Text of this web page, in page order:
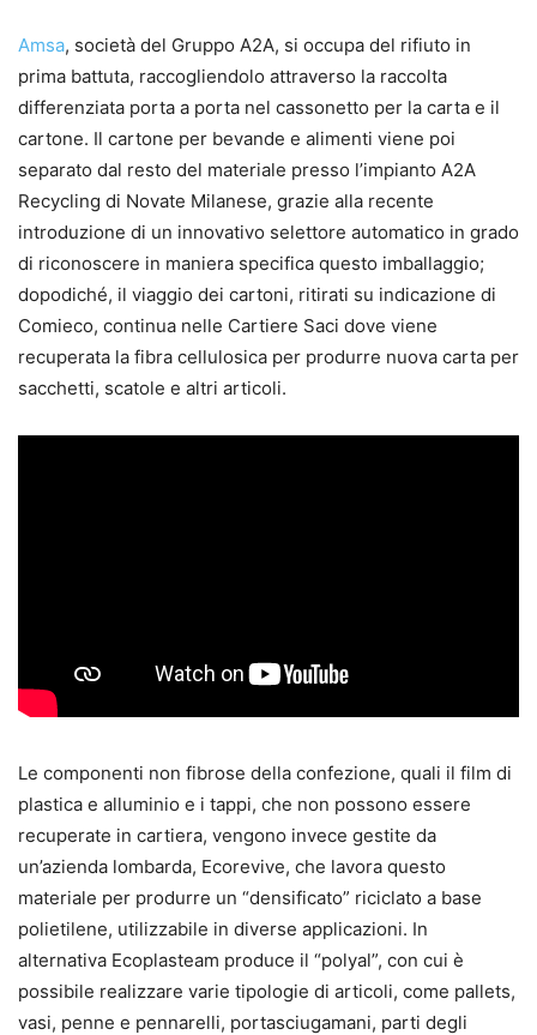
Amsa, società del Gruppo A2A, si occupa del rifiuto in
prima battuta, raccogliendolo attraverso la raccolta
differenziata porta a porta nel cassonetto per la carta e il
cartone. Il cartone per bevande e alimenti viene poi
separato dal resto del materiale presso l’impianto A2A
Recycling di Novate Milanese, grazie alla recente
introduzione di un innovativo selettore automatico in grado
di riconoscere in maniera specifica questo imballaggio;
dopodiché, il viaggio dei cartoni, ritirati su indicazione di
Comieco, continua nelle Cartiere Saci dove viene
recuperata la fibra cellulosica per produrre nuova carta per
sacchetti, scatole e altri articoli.
Le componenti non fibrose della confezione, quali il film di
plastica e alluminio e i tappi, che non possono essere
recuperate in cartiera, vengono invece gestite da
un’azienda lombarda, Ecorevive, che lavora questo
materiale per produrre un “densificato” riciclato a base
polietilene, utilizzabile in diverse applicazioni. In
alternativa Ecoplasteam produce il “polyal”, con cui è
possibile realizzare varie tipologie di articoli, come pallets,
vasi, penne e pennarelli, portasciugamani, parti degli